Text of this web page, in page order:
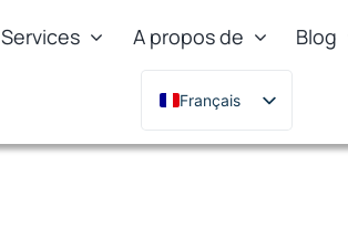
Services A propos de Blog
Français
English